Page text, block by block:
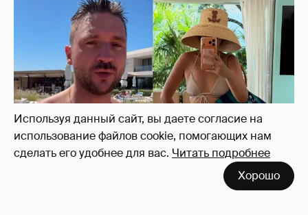
Используя данный сайт, вы даете согласие на
использование файлов cookie, помогающих нам
сделать его удобнее для вас. Читать подробнее
Хорошо
От Шанхая до Мальдив: как отдыхают
Сергей Лазарев с детьми, Ксения Собчак
и Наиля Аскер-заде
10